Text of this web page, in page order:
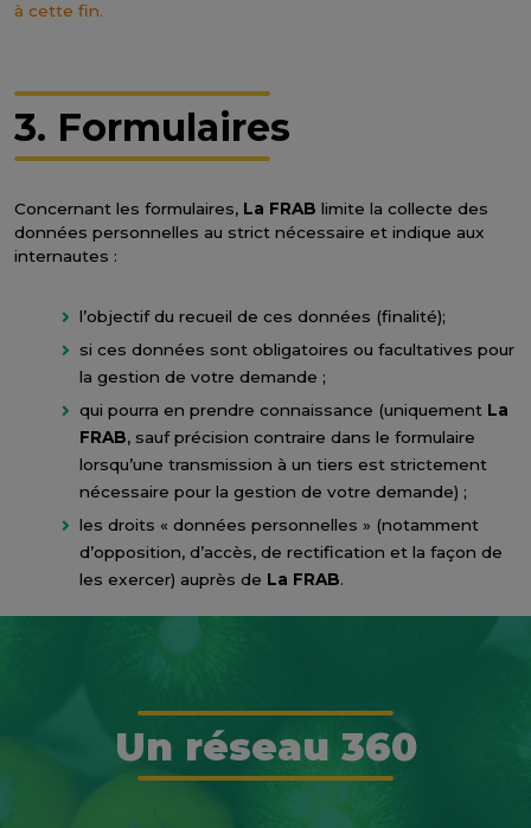
à cette fin.
3. Formulaires
Concernant les formulaires, La FRAB limite la collecte des
données personnelles au strict nécessaire et indique aux
internautes :
l’objectif du recueil de ces données (finalité);
si ces données sont obligatoires ou facultatives pour
la gestion de votre demande ;
qui pourra en prendre connaissance (uniquement La
FRAB, sauf précision contraire dans le formulaire
lorsqu’une transmission à un tiers est strictement
nécessaire pour la gestion de votre demande) ;
les droits « données personnelles » (notamment
d’opposition, d’accès, de rectification et la façon de
les exercer) auprès de La FRAB.
Un réseau 360